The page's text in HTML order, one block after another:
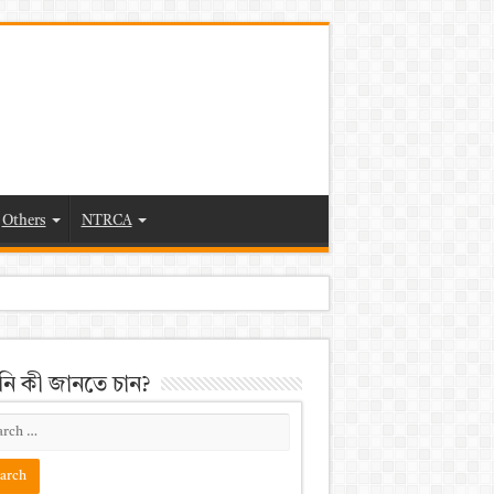
Others NTRCA
কী জানতে চান?